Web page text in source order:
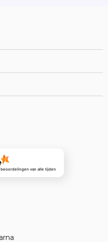
beoordelingenvan alle tijden